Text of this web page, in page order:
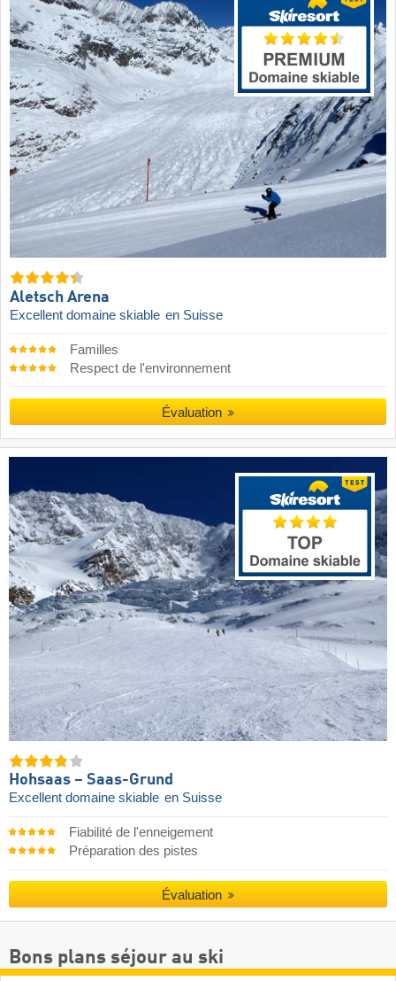
Aletsch Arena
Excellent domaine skiable en Suisse
Familles
Respect de l'environnement
Évaluation
Hohsaas – Saas-Grund
Excellent domaine skiable en Suisse
Fiabilité de l'enneigement
Préparation des pistes
Évaluation
Bons plans séjour au ski